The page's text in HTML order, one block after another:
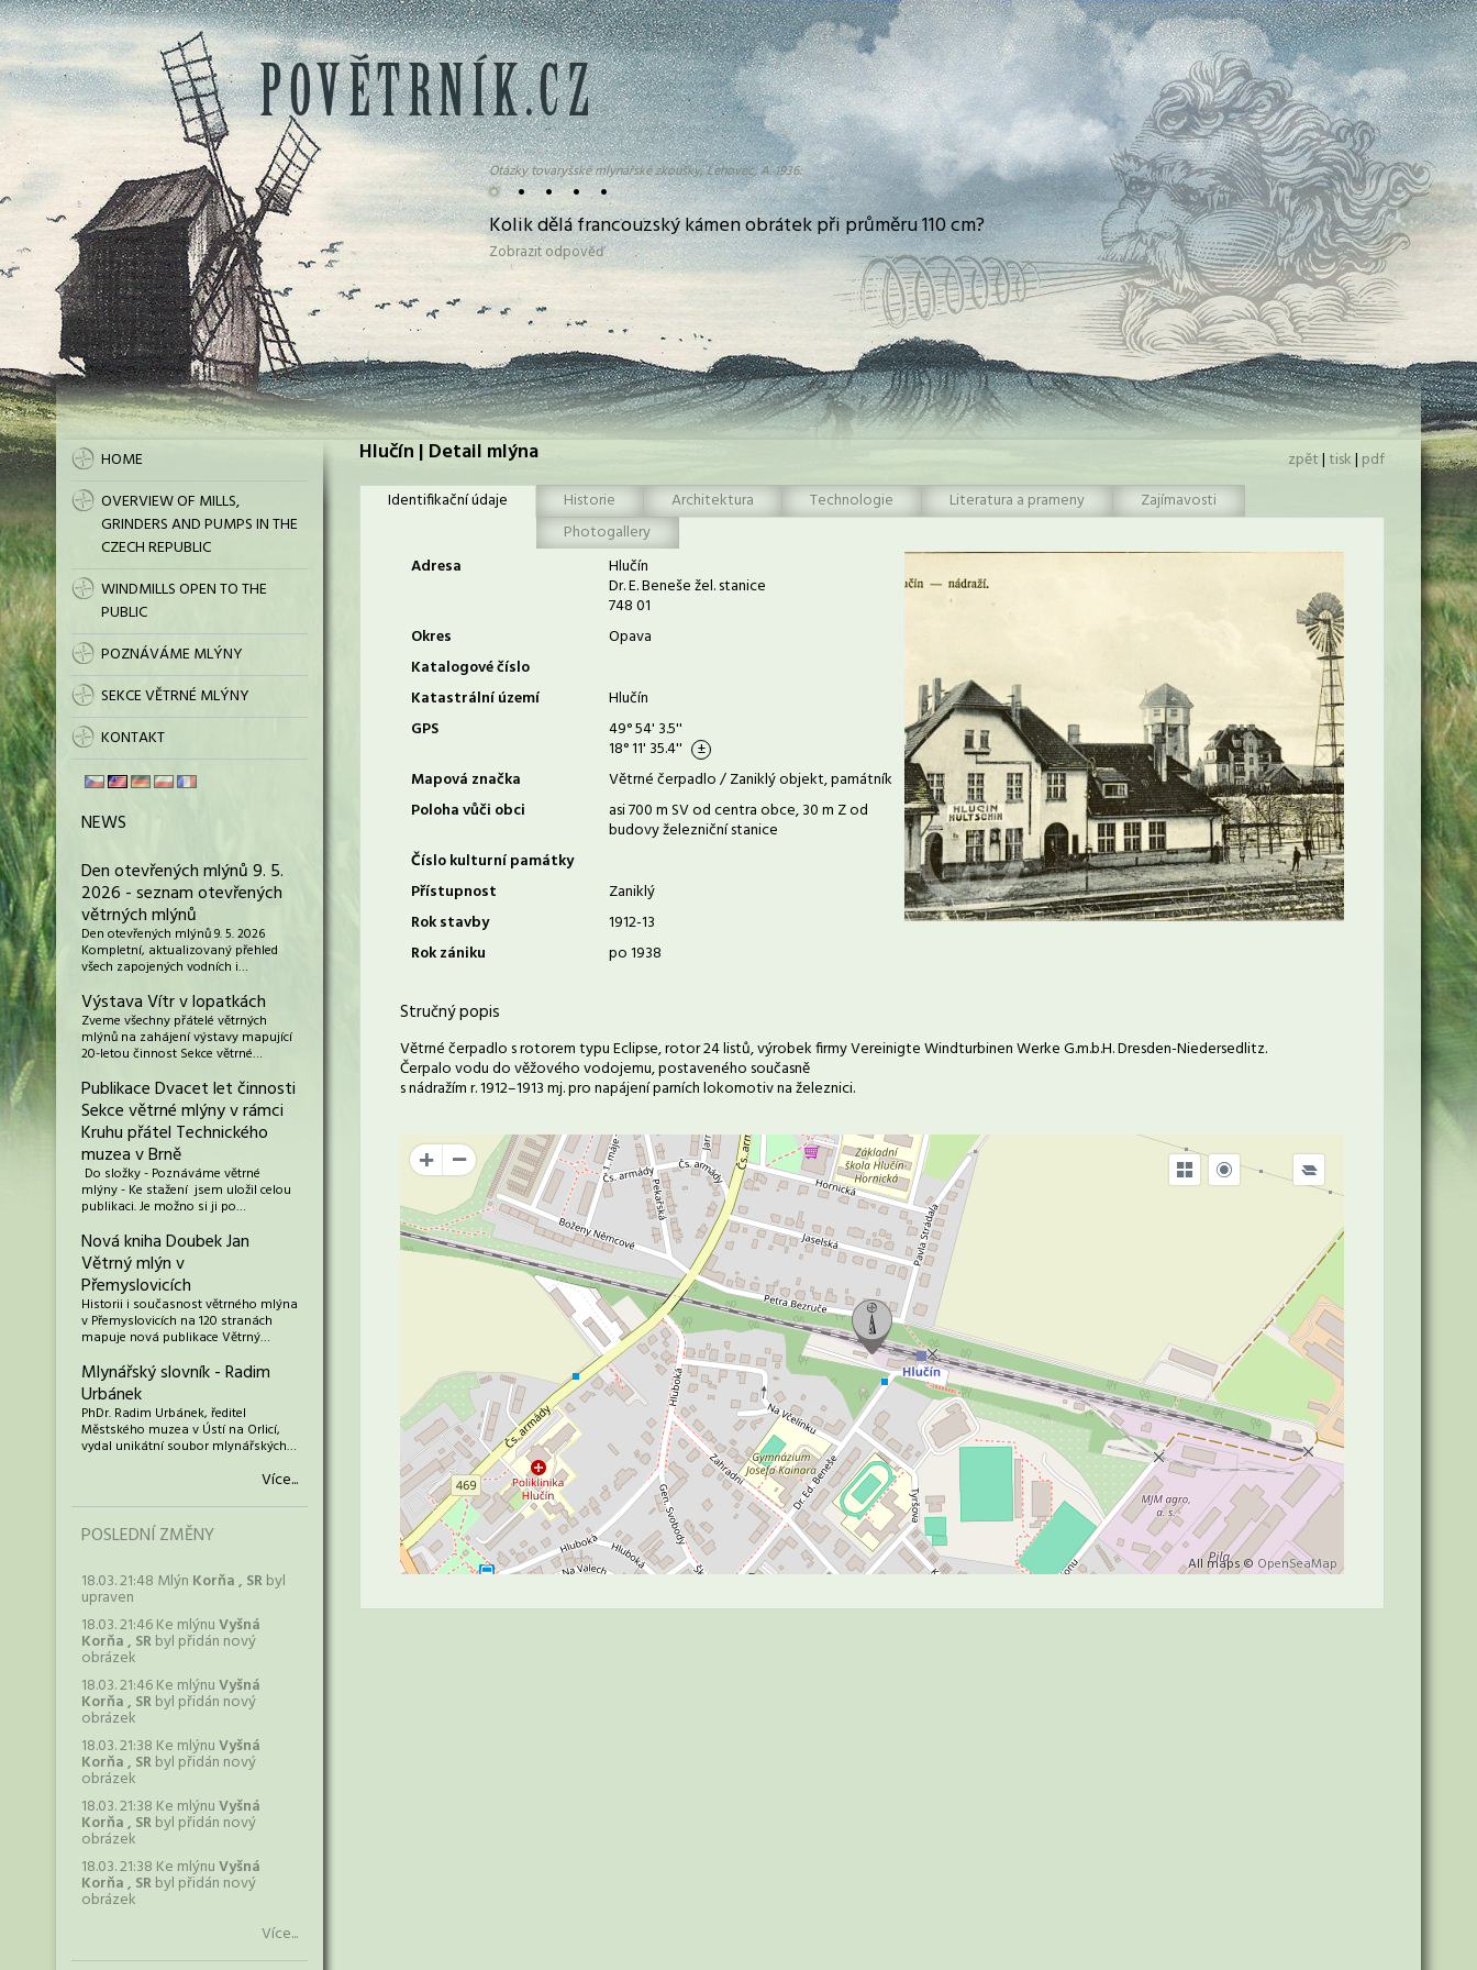
• • • • •
Otázky tovaryšské mlynářské zkoušky, Lehovec, A. 1936:
Kolik dělá francouzský kámen obrátek při průměru 110 cm?
Zobrazit odpověď
HOME
OVERVIEW OF MILLS,
GRINDERS AND PUMPS IN THE
CZECH REPUBLIC
WINDMILLS OPEN TO THE
PUBLIC
POZNÁVÁME MLÝNY
SEKCE VĚTRNÉ MLÝNY
KONTAKT
NEWS
Den otevřených mlýnů 9. 5.
2026 - seznam otevřených
větrných mlýnů
Den otevřených mlýnů 9. 5. 2026
Kompletní, aktualizovaný přehled
všech zapojených vodních i…
Výstava Vítr v lopatkách
Zveme všechny přátelé větrných
mlýnů na zahájení výstavy mapující
20-letou činnost Sekce větrné…
Publikace Dvacet let činnosti
Sekce větrné mlýny v rámci
Kruhu přátel Technického
muzea v Brně
Do složky - Poznáváme větrné
mlýny - Ke stažení jsem uložil celou
publikaci. Je možno si ji po…
Nová kniha Doubek Jan
Větrný mlýn v
Přemyslovicích
Historii i současnost větrného mlýna
v Přemyslovicích na 120 stranách
mapuje nová publikace Větrný…
Mlynářský slovník - Radim
Urbánek
PhDr. Radim Urbánek, ředitel
Městského muzea v Ústí na Orlicí,
vydal unikátní soubor mlynářských…
Více...
POSLEDNÍ ZMĚNY
18.03. 21:48 Mlýn Korňa , SRbyl
upraven
18.03. 21:46 Ke mlýnuVyšná
Korňa , SRbyl přidán nový
obrázek
18.03. 21:46 Ke mlýnuVyšná
Korňa , SRbyl přidán nový
obrázek
18.03. 21:38 Ke mlýnuVyšná
Korňa , SRbyl přidán nový
obrázek
18.03. 21:38 Ke mlýnuVyšná
Korňa , SRbyl přidán nový
obrázek
18.03. 21:38 Ke mlýnuVyšná
Korňa , SRbyl přidán nový
obrázek
Více...
Hlučín | Detail mlýna zpět|tisk|pdf
Identifikační údaje
Historie Architektura Technologie Literatura a prameny
Zajímavosti
Photogallery
Adresa
Hlučín
Dr. E. Beneše žel. stanice
748 01
Okres
Opava
Katalogové číslo
Katastrální území
Hlučín
GPS
49° 54' 3.5''
18° 11' 35.4''
Mapová značka
Větrné čerpadlo / Zaniklý objekt, památník
Poloha vůči obci
asi 700 m SV od centra obce, 30 m Z od
budovy železniční stanice
Číslo kulturní památky
Přístupnost
Zaniklý
Rok stavby
1912-13
Rok zániku
po 1938
Stručný popis
Větrné čerpadlo s rotorem typu Eclipse, rotor 24 listů, výrobek firmy Vereinigte Windturbinen Werke G.m.b.H. Dresden-Niedersedlitz.
Čerpalo vodu do věžového vodojemu, postaveného současně
s nádražím r. 1912–1913 mj. pro napájení parních lokomotiv na železnici.
+
All maps © OpenSeaMap